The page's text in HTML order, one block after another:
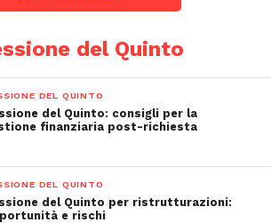
del Quinto
DEL QUINTO
del Quinto: consigli per la
finanziaria post-richiesta
DEL QUINTO
del Quinto per ristrutturazioni:
e rischi